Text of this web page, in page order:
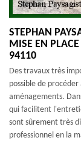
STEPHAN
MISE EN
94110
Des travaux très
possible de
aménagements.
qui facilitent
sont sûrement très
professionnel en la